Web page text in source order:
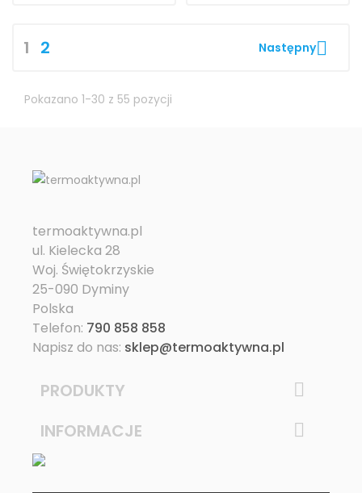
1 2 Następny
Pokazano 1-30 z 55 pozycji
termoaktywna.pl
ul. Kielecka 28
Woj. Świętokrzyskie
25-090 Dyminy
Polska
Telefon: 790 858 858
Napisz do nas: sklep@termoaktywna.pl
PRODUKTY 
INFORMACJE 